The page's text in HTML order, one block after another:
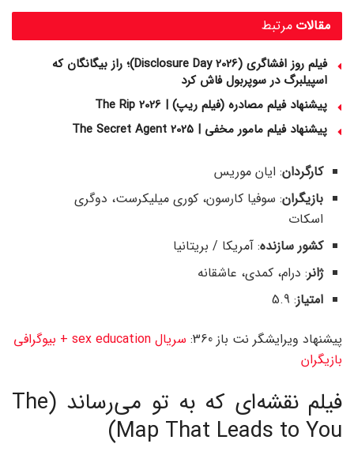
مرتبط مقالات
فیلم روز افشاگری (Disclosure Day 2026)؛ راز بیگانگان که
اسپیلبرگ در سوپربول فاش کرد
پیشنهاد فیلم مصادره (فیلم ریپ) | The Rip 2026
پیشنهاد فیلم مامور مخفی | The Secret Agent 2025
کارگردان: ایان موریس
بازیگران: سوفیا کارسون، کوری میلیکرست، دوگری
اسکات
کشور سازنده: آمریکا / بریتانیا
ژانر: درام، کمدی، عاشقانه
امتیاز: 5.9
پیشنهاد ویرایشگر نت باز 360:
سریال sex education + بیوگرافی
بازیگران
فیلم نقشه‌ای که به تو می‌رساند (The
Map That Leads to You)